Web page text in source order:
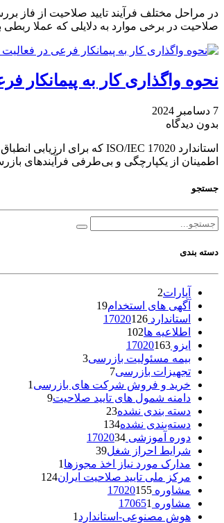
در مراحل مختلف فرآیند تایید صلاحیت از فاز
صلاحیت در برخی موارد به دلایلی که عملا
نحوه واگذاری کار به
7 دسامبر 2024
بدون دیدگاه
اطمینان از یکپارچگی و بی‌طرفی فرآیندهای
جستجو
دسته بندی
آپارات2
آگهی های استخدام19
استاندارد 17020 126
اطلاعیه ها102
ایزو 17020 163
بیمه مسئولیت بازرسی3
تجهیزات بازرسی7
خرید و فروش شرکت های بازرسی 1
دامنه شمول های تایید صلاحیت9
دسته بندی نشده23
دسته‌بندی نشده134
دوره آموزشی 17020 34
شرایط احراز شغل39
مدارک مورد نیاز اخذ مجوزها 1
مرکز ملی تایید صلاحیت ایران124
مشاوره 17020 155
مشاوره 17065 1
هوش مصنوعی-استاندارد 1